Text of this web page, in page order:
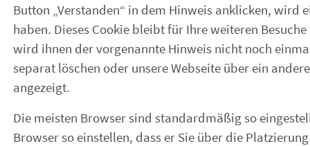
Button „Verstanden“ in dem Hinweis anklicken, wird
haben. Dieses Cookie bleibt für Ihre weiteren
wird ihnen der vorgenannte Hinweis nicht noch
separat löschen oder unsere Webseite über ein
angezeigt.
Die meisten Browser sind standardmäßig so
Browser so einstellen, dass er Sie über die